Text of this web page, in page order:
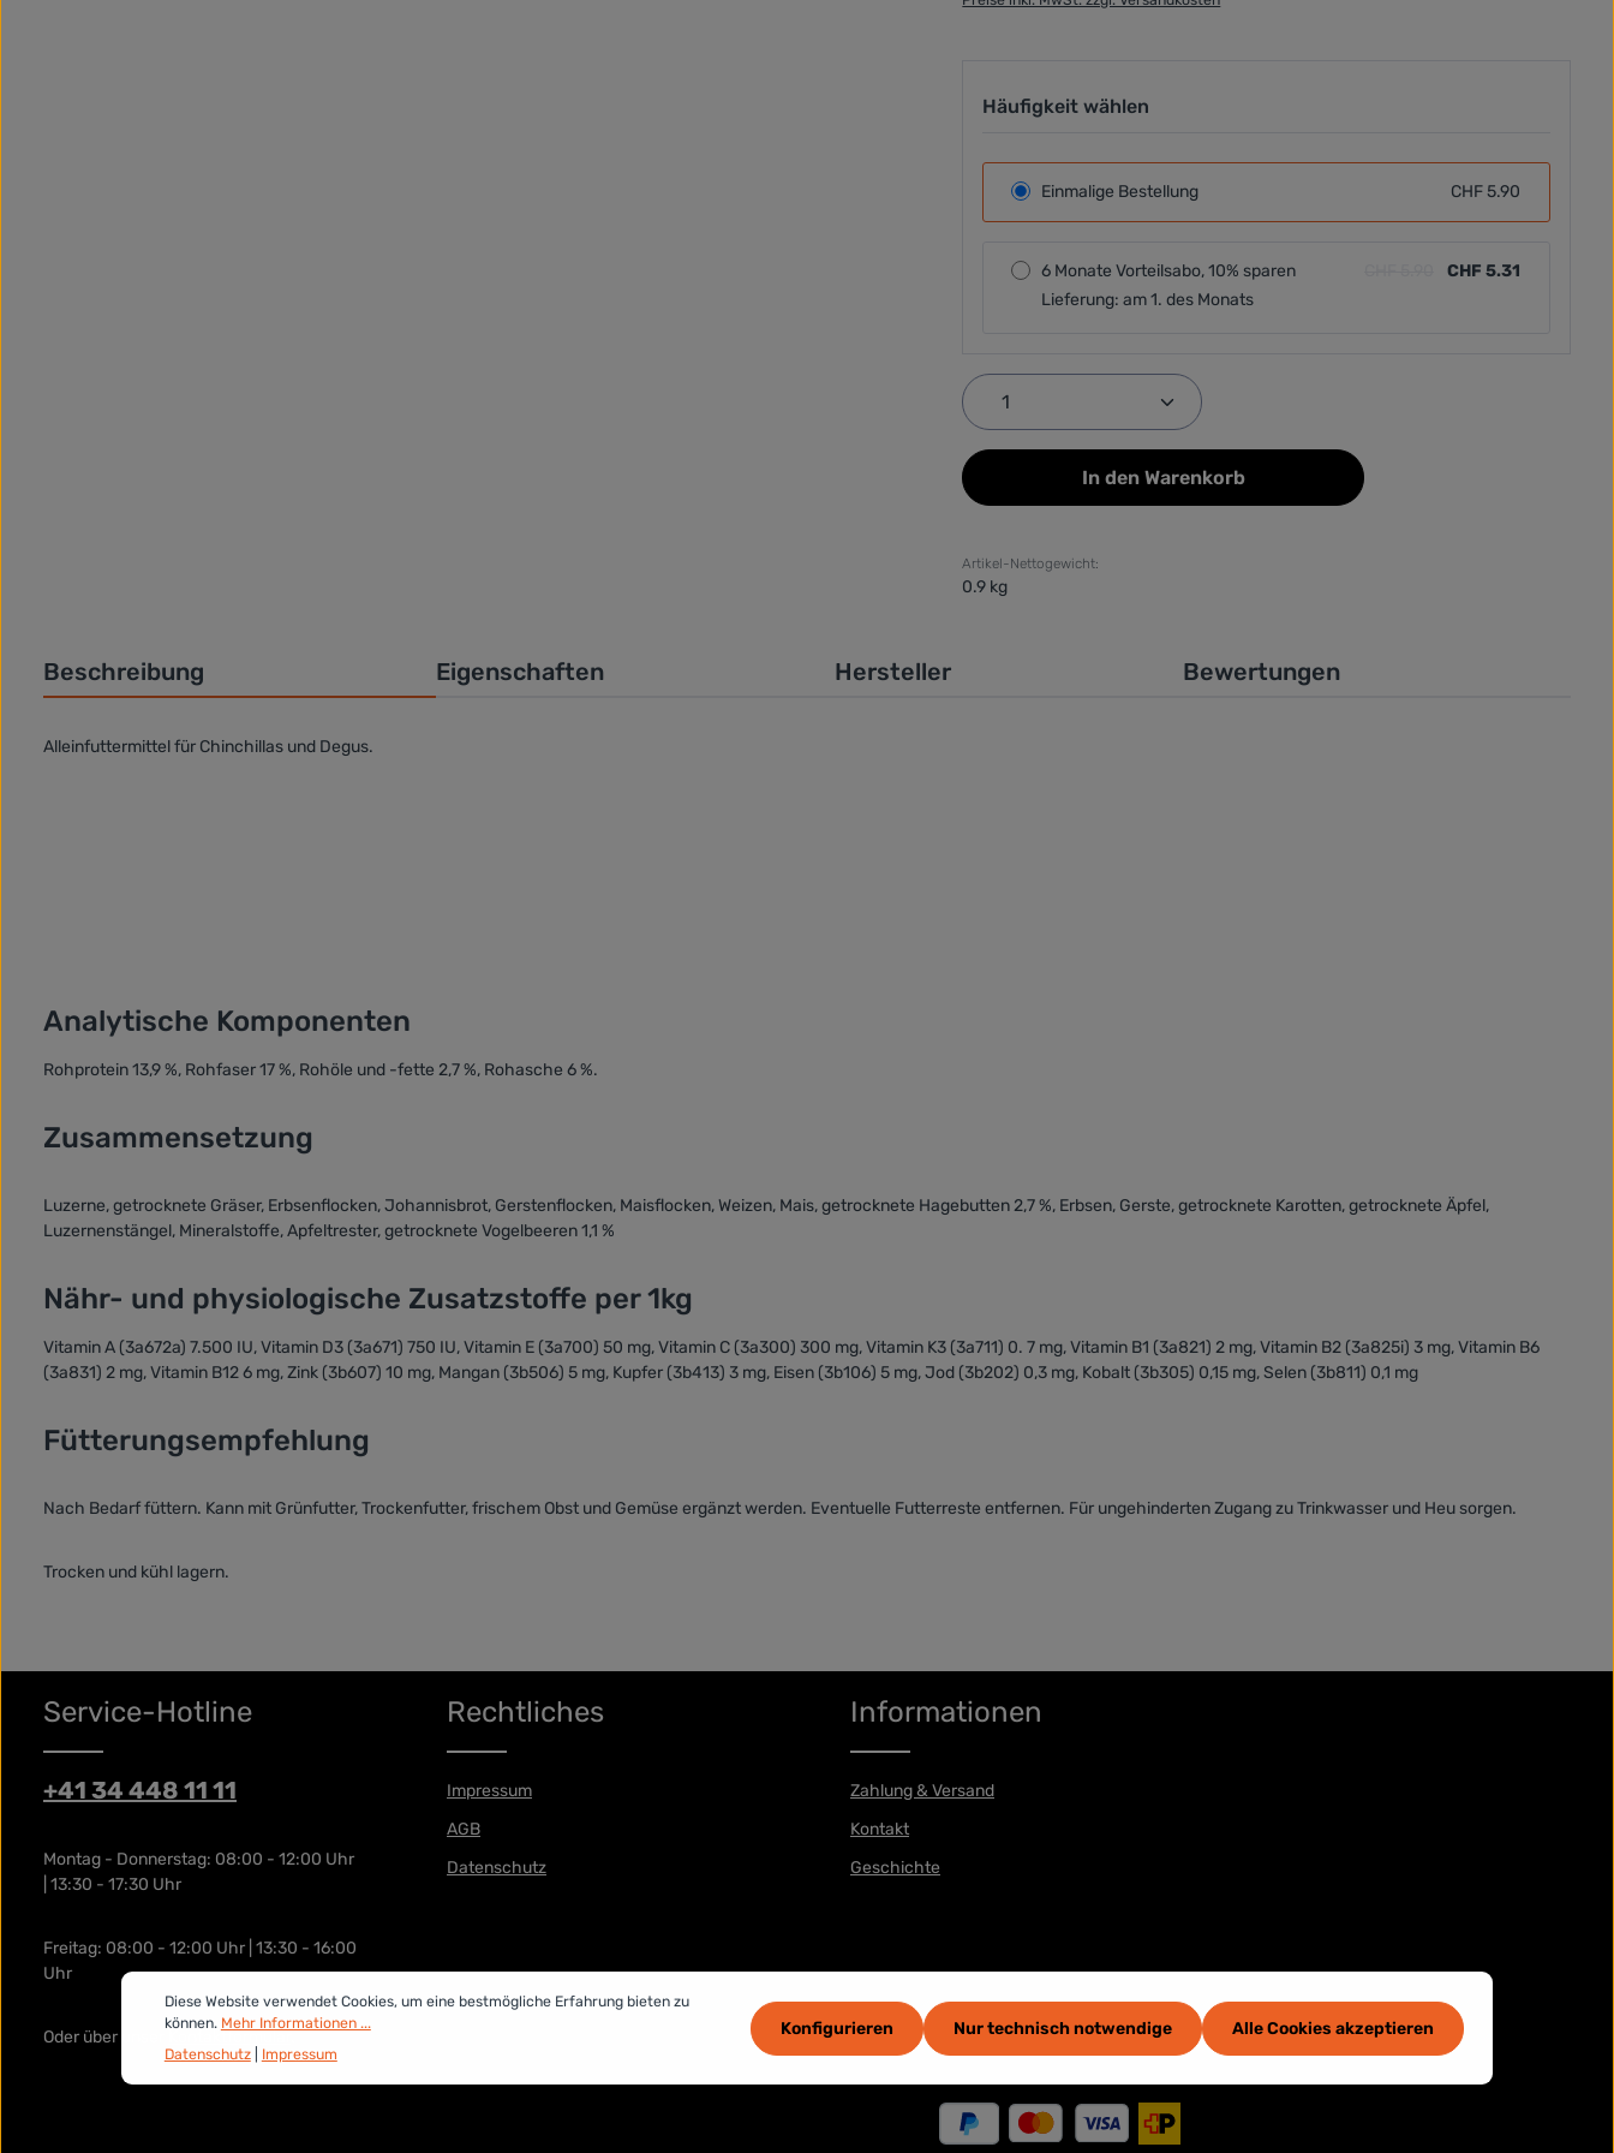
Häufigkeit wählen
Einmalige Bestellung CHF 5.90
6 Monate Vorteilsabo, 10% sparen
CHF 5.31
Lieferung: am 1. des Monats
Produkt Anzahl: Gib den gewünschten Wert ein
In den Warenkorb
Artikel-Nettogewicht:
0.9 kg
Beschreibung Eigenschaften Hersteller Bewertungen
Alleinfuttermittel für Chinchillas und Degus.
Analytische Komponenten
Rohprotein 13,9 %, Rohfaser 17 %, Rohöle und -fette 2,7 %, Rohasche 6 %.
Zusammensetzung
Luzerne, getrocknete Gräser, Erbsenflocken, Johannisbrot, Gerstenflocken, Maisflocken, Weizen, Mais, getrocknete Hagebutten 2,7 %, Erbsen, Gerste, getrocknete Karotten, getrocknete Äpfel,
Luzernenstängel, Mineralstoffe, Apfeltrester, getrocknete Vogelbeeren 1,1 %
Nähr- und physiologische Zusatzstoffe per 1kg
Vitamin A (3a672a) 7.500 IU, Vitamin D3 (3a671) 750 IU, Vitamin E (3a700) 50 mg, Vitamin C (3a300) 300 mg, Vitamin K3 (3a711) 0. 7 mg, Vitamin B1 (3a821) 2 mg, Vitamin B2 (3a825i) 3 mg, Vitamin B6
(3a831) 2 mg, Vitamin B12 6 mg, Zink (3b607) 10 mg, Mangan (3b506) 5 mg, Kupfer (3b413) 3 mg, Eisen (3b106) 5 mg, Jod (3b202) 0,3 mg, Kobalt (3b305) 0,15 mg, Selen (3b811) 0,1 mg
Fütterungsempfehlung
Nach Bedarf füttern. Kann mit Grünfutter, Trockenfutter, frischem Obst und Gemüse ergänzt werden. Eventuelle Futterreste entfernen. Für ungehinderten Zugang zu Trinkwasser und Heu sorgen.
Trocken und kühl lagern.
Service-Hotline
+41 34 448 11 11
Montag - Donnerstag: 08:00 - 12:00 Uhr
| 13:30 - 17:30 Uhr
Freitag: 08:00 - 12:00 Uhr | 13:30 - 16:00
Uhr
Oder über unser Kontaktformular.
Rechtliches
Impressum
AGB
Datenschutz
Informationen
Zahlung & Versand
Kontakt
Geschichte
Diese Website verwendet Cookies, um eine bestmögliche Erfahrung bieten zu
können. Mehr Informationen ...
Datenschutz| Impressum
Nur technisch notwendige
Konfigurieren Alle Cookies akzeptieren